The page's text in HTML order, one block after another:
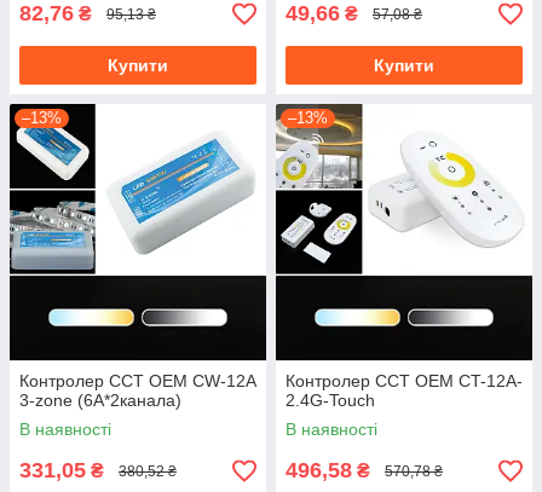
82,76 ₴ 95,13 ₴
Купити
49,66 ₴ 57,08 ₴
Купити
–13%
Контролер CCT OEM CW-12A
3-zone (6A*2канала)
В наявності
331,05 ₴ 380,52 ₴
–13%
Контролер CCT OEM CT-12A-
2.4G-Touch
В наявності
496,58 ₴ 570,78 ₴